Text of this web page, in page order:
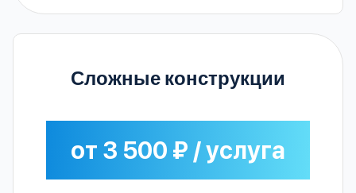
Сложные конструкции
от 3 500 ₽ / услуга